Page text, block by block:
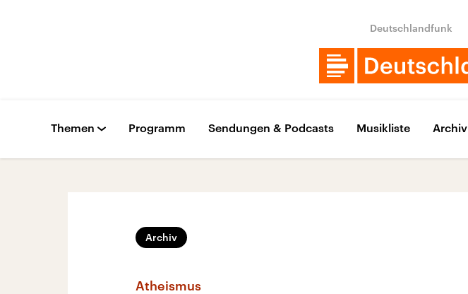
Deutschlandfunk
Themen Programm Sendungen & Podcasts Musikliste Archiv
Archiv
Atheismus